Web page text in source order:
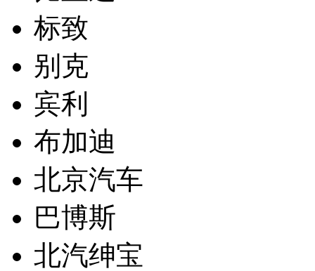
标致
别克
宾利
布加迪
北京汽车
巴博斯
北汽绅宝